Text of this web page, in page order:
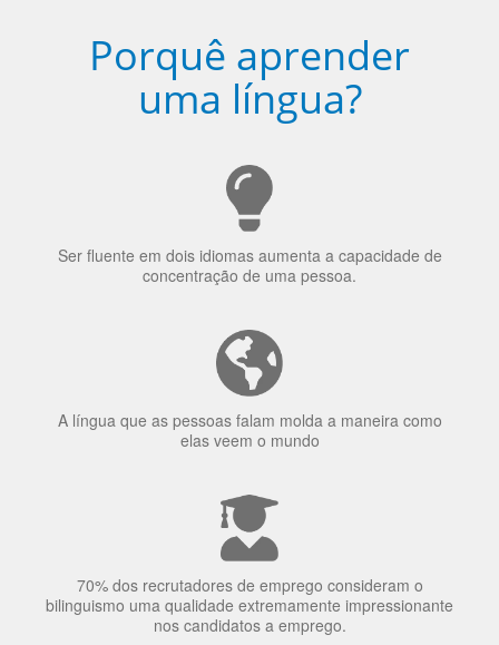
Porquê aprender
uma língua?
Ser fluente em dois idiomas aumenta a capacidade de
concentração de uma pessoa.
A língua que as pessoas falam molda a maneira como
elas veem o mundo
70% dos recrutadores de emprego consideram o
bilinguismo uma qualidade extremamente impressionante
nos candidatos a emprego.